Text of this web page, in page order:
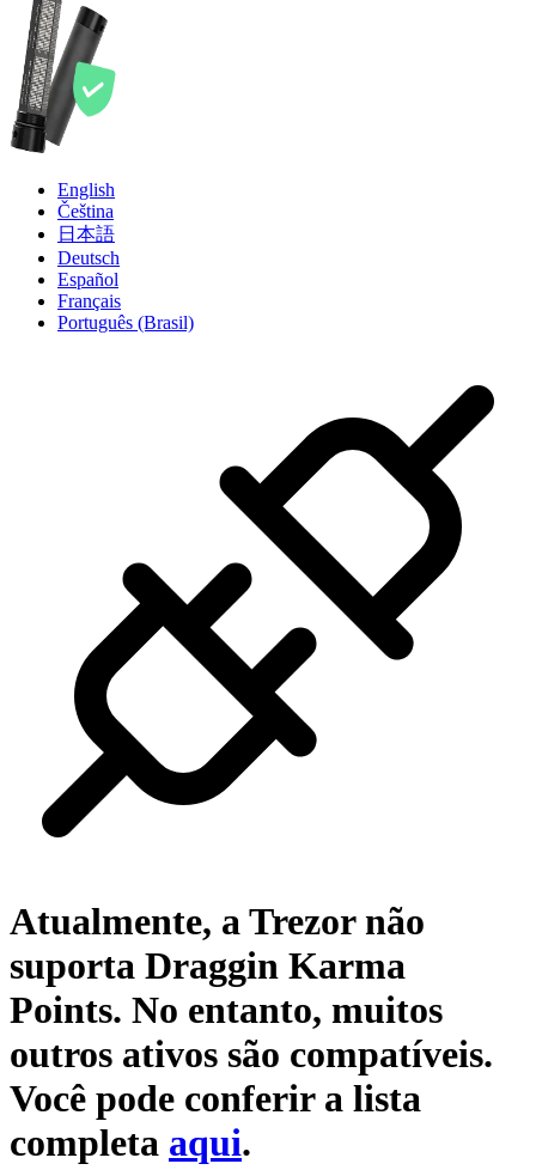
English
Čeština
日本語
Deutsch
Español
Français
Português (Brasil)
Atualmente, a Trezor não
suporta Draggin Karma
Points. No entanto, muitos
outros ativos são compatíveis.
Você pode conferir a lista
completa aqui.